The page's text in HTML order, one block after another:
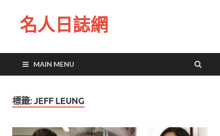
名人日誌網
MAIN MENU
標籤: JEFF LEUNG